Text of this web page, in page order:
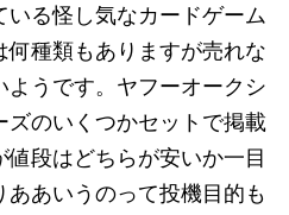
る怪し気なカードゲーム
何種類もありますが売れな
うです。ヤフーオークシ
ズのいくつかセットで掲載
値段はどちらが安いか一目
あいうのって投機目的も